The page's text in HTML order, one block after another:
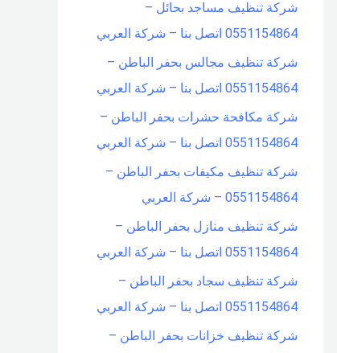
شركة تنظيف مساجد بحائل –
0551154864 اتصل بنا – شركة العربي
شركة تنظيف مجالس بحفر الباطن –
0551154864 اتصل بنا – شركة العربي
شركة مكافحة حشرات بحفر الباطن –
0551154864 اتصل بنا – شركة العربي
شركة تنظيف مكيفات بحفر الباطن –
0551154864 – شركة العربي
شركة تنظيف منازل بحفر الباطن –
0551154864 اتصل بنا – شركة العربي
شركة تنظيف سجاد بحفر الباطن –
0551154864 اتصل بنا – شركة العربي
شركة تنظيف خزانات بحفر الباطن –